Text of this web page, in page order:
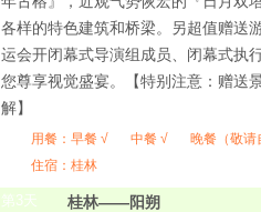
各样的特色建筑和桥梁。另超值赠送
运会开闭幕式导演组成员、闭幕式执
您尊享视觉盛宴。【特别注意：赠送
解】
用餐： 早餐 √ 中餐 √
晚餐（敬请
住宿：桂林
第3天 桂林——阳朔